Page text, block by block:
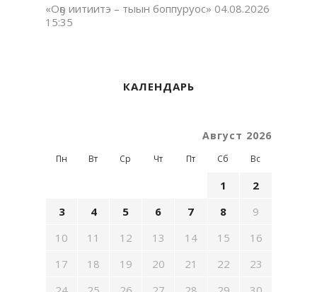
«Оҕо иитиитэ – тыын боппуруос» 04.08.2026
15:35
КАЛЕНДАРЬ
Август 2026
Пн Вт Ср Чт Пт Сб Вс
1
2
3
4 5 6 7 8
9
10
11 12 13 14 15
16
17
18 19 20 21 22
23